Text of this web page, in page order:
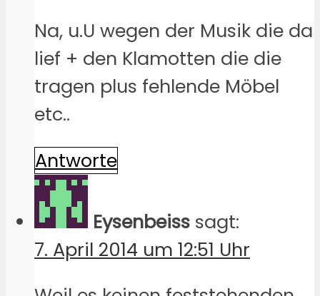
Na, u.U wegen der Musik die da
lief + den Klamotten die die
tragen plus fehlende Möbel
etc..
Antworte
Eysenbeiss sagt:
7. April 2014 um 12:51 Uhr